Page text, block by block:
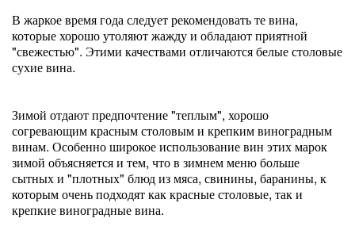
В жаркое время года следует рекомендовать те вина,
которые хорошо утоляют жажду и обладают приятной
"свежестью". Этими качествами отличаются белые столовые
сухие вина.
Зимой отдают предпочтение "теплым", хорошо
согревающим красным столовым и крепким виноградным
винам. Особенно широкое использование вин этих марок
зимой объясняется и тем, что в зимнем меню больше
сытных и "плотных" блюд из мяса, свинины, баранины, к
которым очень подходят как красные столовые, так и
крепкие виноградные вина.